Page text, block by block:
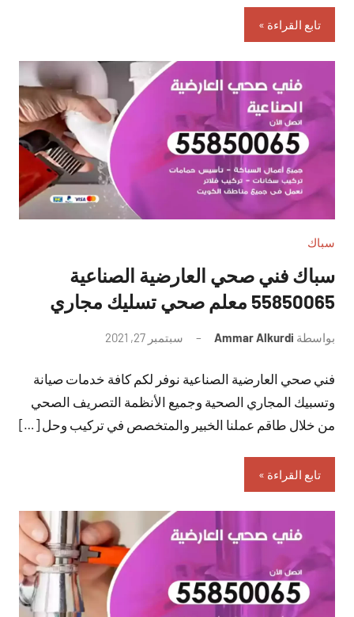
تابع القراءة
سباك
سباك فني صحي العارضية الصناعية
55850065 معلم صحي تسليك مجاري
بواسطة Ammar Alkurdi سبتمبر 27, 2021
تعليقات
فني صحي العارضية الصناعية نوفر لكم كافة خدمات صيانة
وتسبيك المجاري الصحية وجميع الأنظمة التصريف الصحي
من خلال طاقم عملنا الخبير والمتخصص في تركيب وحل […]
تابع القراءة